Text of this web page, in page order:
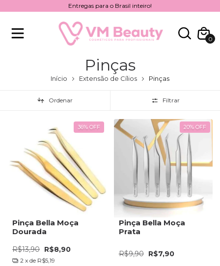
Entregas para o Brasil inteiro!
0
Pinças
Início Extensão de Cílios Pinças
Ordenar Filtrar
36% OFF
Pinça Bella Moça
Dourada
R$13,90 R$8,90
2 x de R$5,19
20% OFF
Pinça Bella Moça
Prata
R$9,90 R$7,90